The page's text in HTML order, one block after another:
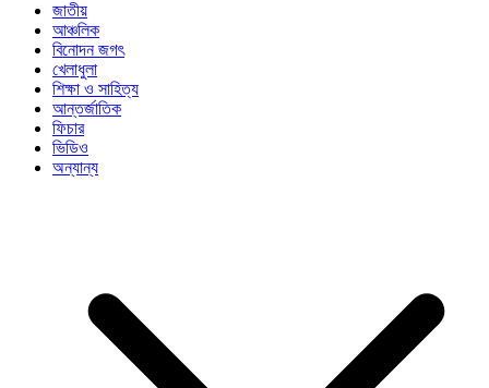
জাতীয়
আঞ্চলিক
বিনোদন জগৎ
খেলাধুলা
শিক্ষা ও সাহিত্য
আন্তর্জাতিক
ফিচার
ভিডিও
অন্যান্য